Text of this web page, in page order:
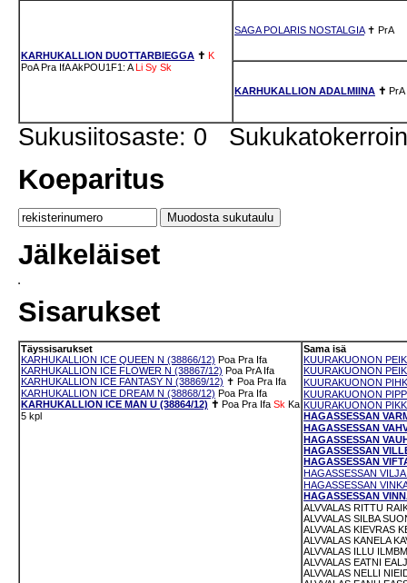
KARHUKALLION DUOTTARBIEGGA ✝ K
PoA Pra IfAAkPOU1F1: A Li Sy Sk
SAGA POLARIS NOSTALGIA✝ PrA
KARHUKALLION ADALMIINA ✝ PrA
Sukusiitosaste: 0
Koeparitus
Jälkeläiset
Sisarukset
Täyssisarukset
KARHUKALLION ICE QUEEN N (38866/12) Poa Pra Ifa
KARHUKALLION ICE FLOWER N (38867/12) Poa PrA Ifa
KARHUKALLION ICE FANTASY N (38869/12) ✝ Poa Pra Ifa
KARHUKALLION ICE DREAM N (38868/12) Poa Pra Ifa
KARHUKALLION ICE MAN U (38864/12) ✝ Poa Pra Ifa Sk Ka
5 kpl
Sama isä
KUURAKUONON
KUURAKUONON
KUURAKUONON
KUURAKUONON
KUURAKUONON
HAGASSESSAN
HAGASSESSAN
HAGASSESSAN
HAGASSESSAN
HAGASSESSAN
HAGASSESSAN
HAGASSESSAN
HAGASSESSAN
ALVVALAS RITTU
ALVVALAS SILBA
ALVVALAS KIEVRAS
ALVVALAS KANELA
ALVVALAS ILLU
ALVVALAS EATNI
ALVVALAS NELLI